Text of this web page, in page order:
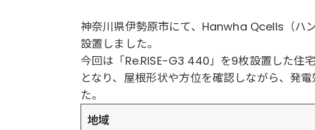
神奈川県伊勢原市にて、Hanwha Qcells（ハ
設置しました。
今回は「Re.RISE-G3 440」を9枚設置した住
となり、屋根形状や方位を確認しながら、発
た。
地域